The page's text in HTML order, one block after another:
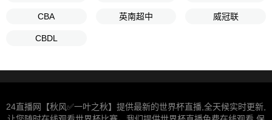
CBA 英南超中 威冠联
CBDL
24直播网【秋风✅一叶之秋】提供最新的世界杯直播,全天候实时更新,